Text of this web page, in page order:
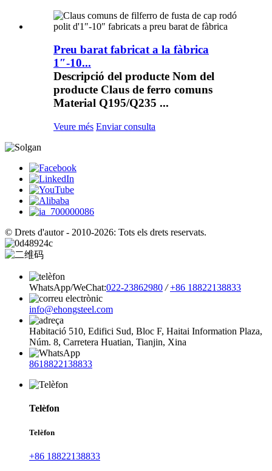
Preu barat fabricat a la fàbrica
1″-10...
Descripció del producte Nom del
producte Claus de ferro comuns
Material Q195/Q235 ...
Veure més Enviar consulta
© Drets d'autor - 2010-2026: Tots els drets reservats.
WhatsApp/WeChat:022-23862980 / +86 18822138833
info@ehongsteel.com
Habitació 510, Edifici Sud, Bloc F, Haitai Information Plaza,
Núm. 8, Carretera Huatian, Tianjin, Xina
8618822138833
Telèfon
Telèfon
+86 18822138833